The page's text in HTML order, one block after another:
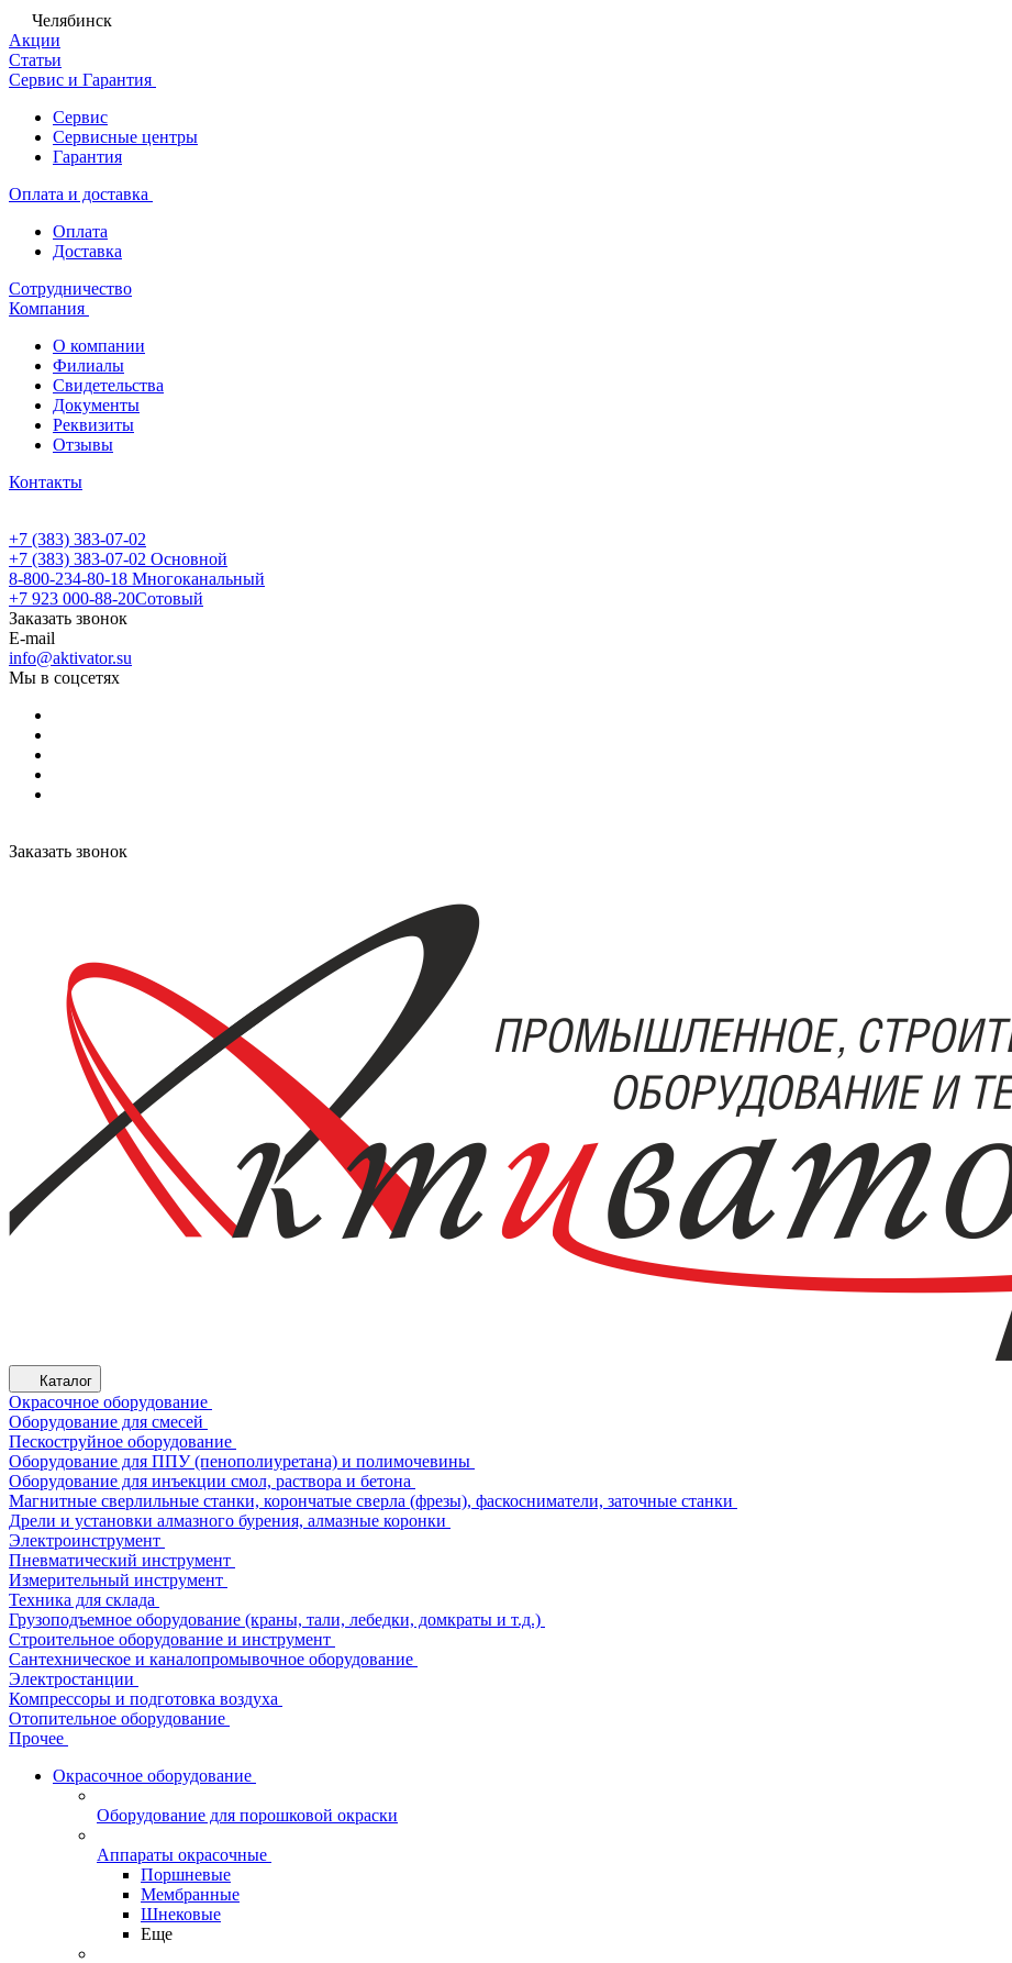
Челябинск
Акции
Статьи
Сервис и Гарантия
Сервис
Сервисные центры
Гарантия
Оплата и доставка
Оплата
Доставка
Сотрудничество
Компания
О компании
Филиалы
Свидетельства
Документы
Реквизиты
Отзывы
Контакты
+7 (383) 383-07-02
+7 (383) 383-07-02 Основной
8-800-234-80-18 Многоканальный
+7 923 000-88-20Сотовый
Заказать звонок
E-mail
info@aktivator.su
Мы в соцсетях
Заказать звонок
Каталог
Окрасочное оборудование
Оборудование для смесей
Пескоструйное оборудование
Оборудование для ППУ (пенополиуретана) и полимочевины
Оборудование для инъекции смол, раствора и бетона
Магнитные сверлильные станки, корончатые сверла (фрезы), фаскосниматели, заточные станки
Дрели и установки алмазного бурения, алмазные коронки
Электроинструмент
Пневматический инструмент
Измерительный инструмент
Техника для склада
Грузоподъемное оборудование (краны, тали, лебедки, домкраты и т.д.)
Строительное оборудование и инструмент
Сантехническое и каналопромывочное оборудование
Электростанции
Компрессоры и подготовка воздуха
Отопительное оборудование
Прочее
Окрасочное оборудование
Оборудование для порошковой окраски
Аппараты окрасочные
Поршневые
Мембранные
Шнековые
Еще